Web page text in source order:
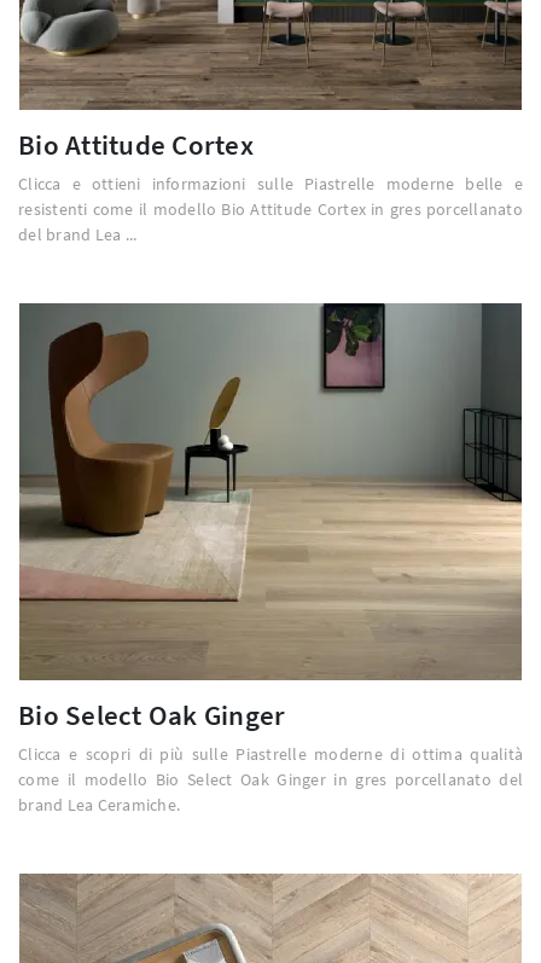
Bio Attitude Cortex
Clicca e ottieni informazioni sulle Piastrelle moderne belle e
resistenti come il modello Bio Attitude Cortex in gres porcellanato
del brand Lea ...
Bio Select Oak Ginger
Clicca e scopri di più sulle Piastrelle moderne di ottima qualità
come il modello Bio Select Oak Ginger in gres porcellanato del
brand Lea Ceramiche.